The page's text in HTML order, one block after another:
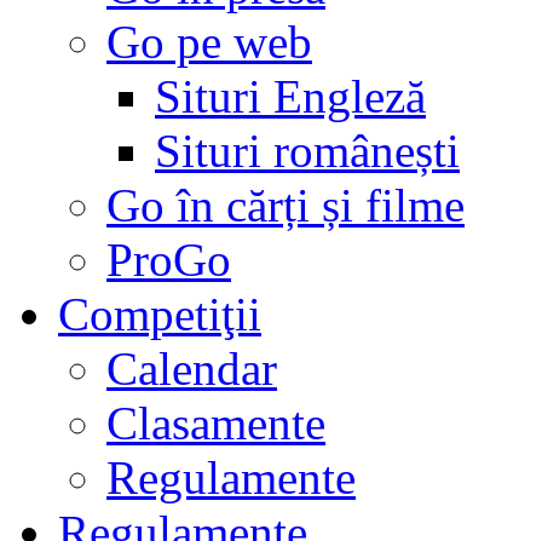
Go pe web
Situri Engleză
Situri românești
Go în cărți și filme
ProGo
Competiţii
Calendar
Clasamente
Regulamente